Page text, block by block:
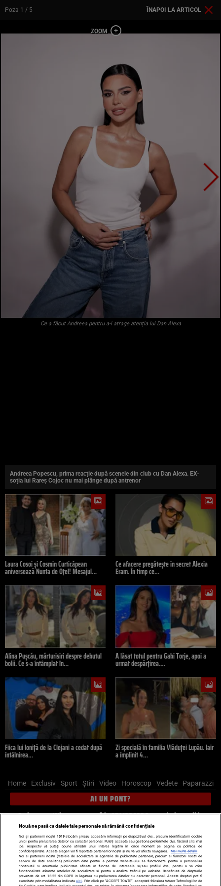
Poza 1 / 5 ÎNAPOI LA ARTICOL
Ce a făcut Andreea pentru a-i atrage atenția lui Dan Alexa
Andreea Popescu, prima reacție după scenele din club cu Dan Alexa. EX-
soția lui Rareș Cojoc nu mai plânge după antrenor
Laura Cosoi și Cosmin Curticăpean
aniversează Nunta de Oțel! Mesajul…
Ce afacere pregătește în secret Alexia
Eram. În timp ce…
Alina Pușcău, mărturisiri despre debutul
bolii. Ce s-a întâmplat în…
A lăsat totul pentru Gabi Torje, apoi a
urmat despărțirea.…
Fiica lui Ioniță de la Clejani a cedat după
întâlnirea…
Zi specială în familia Vlăduței Lupău. Iair
a împlinit 4…
Home Exclusiv Sport Știri Video Horoscop Vedete Paparazzi
AI UN PONT?
Scrie-ne pe Whatsapp, sună la 0741226226 sau trimite mail la
pont@cancan.ro
Știri interne Știri externe
Politică
Ultimele stiri
Diete Insula Iubirii Dictionar de vise
LIFE STYLE
Horoscop
Nouă ne pasă ca datele tale personale să rămână confidențiale
Noi și partenerii noștri 1019stocăm și/sau accesăm informații pe dispozitivul dvs., precum identificatorii cookie
unici pentru prelucrarea datelor cu caracter personal. Puteți accepta sau gestiona preferințele dvs. făcând clic mai
jos, respectiv vă puteți opune utilizării unui interes legitim în orice moment pe pagina cu politica de
confidențialitate. Aceste alegeri vor fi raportate partenerilor noștri și nu vă vor afecta navigarea.
Mai multe detalii
Noi si partenerii nostri (retelele de socializare si agentiile de publicitate partenere, precum si furnizorii nostri de
servicii de date analitice) prelucram date pentru a permite website-ului sa functioneze, pentru a personaliza
continutul si anunturile publicitare afisate in functie de interesele si/sau profilul dvs., pentru a va oferi
functionalitati aferente retelelor de socializare si pentru a analiza traficul pe website. Beneficiati de drepturile
prevazute de art. 15-22 din GDPR in legatura cu prelucrarea datelor cu caracter personal. Aceste drepturi pot fi
exercitate prin modalitatea indicataaici . Prin click pe “ACCEPT TOATE”, acceptati folosirea tuturor Tehnologiilor de